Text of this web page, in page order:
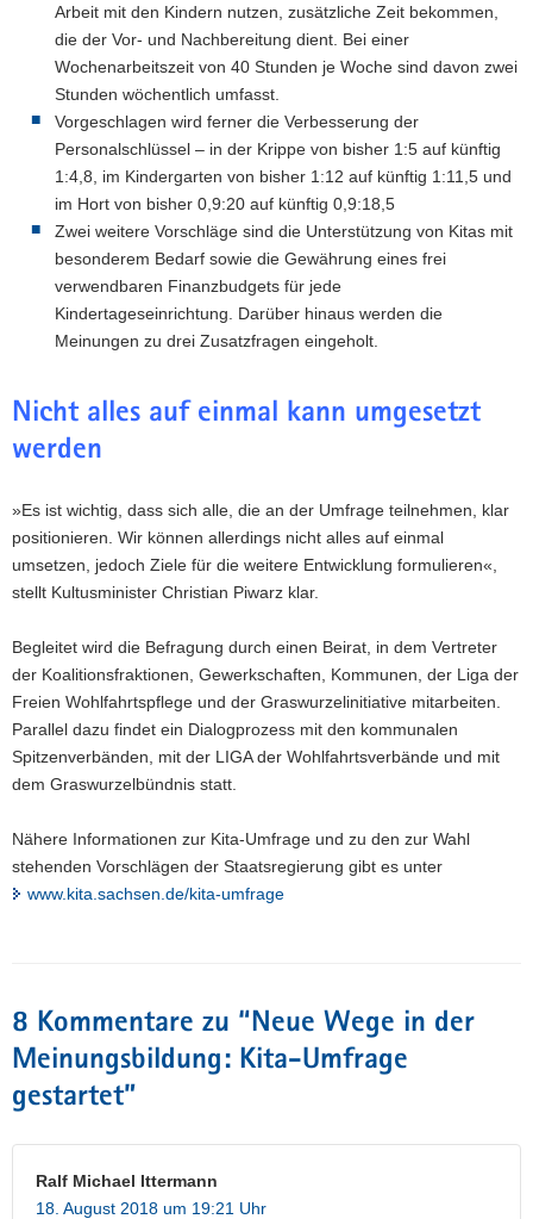
Arbeit mit den Kindern nutzen, zusätzliche Zeit bekommen,
die der Vor- und Nachbereitung dient. Bei einer
Wochenarbeitszeit von 40 Stunden je Woche sind davon zwei
Stunden wöchentlich umfasst.
Vorgeschlagen wird ferner die Verbesserung der
Personalschlüssel – in der Krippe von bisher 1:5 auf künftig
1:4,8, im Kindergarten von bisher 1:12 auf künftig 1:11,5 und
im Hort von bisher 0,9:20 auf künftig 0,9:18,5
Zwei weitere Vorschläge sind die Unterstützung von Kitas mit
besonderem Bedarf sowie die Gewährung eines frei
verwendbaren Finanzbudgets für jede
Kindertageseinrichtung. Darüber hinaus werden die
Meinungen zu drei Zusatzfragen eingeholt.
Nicht alles auf einmal kann umgesetzt
werden
»Es ist wichtig, dass sich alle, die an der Umfrage teilnehmen, klar
positionieren. Wir können allerdings nicht alles auf einmal
umsetzen, jedoch Ziele für die weitere Entwicklung formulieren«,
stellt Kultusminister Christian Piwarz klar.
Begleitet wird die Befragung durch einen Beirat, in dem Vertreter
der Koalitionsfraktionen, Gewerkschaften, Kommunen, der Liga der
Freien Wohlfahrtspflege und der Graswurzelinitiative mitarbeiten.
Parallel dazu findet ein Dialogprozess mit den kommunalen
Spitzenverbänden, mit der LIGA der Wohlfahrtsverbände und mit
dem Graswurzelbündnis statt.
Nähere Informationen zur Kita-Umfrage und zu den zur Wahl
stehenden Vorschlägen der Staatsregierung gibt es unter
www.kita.sachsen.de/kita-umfrage
8 Kommentare zu “Neue Wege in der
Meinungsbildung: Kita-Umfrage
gestartet”
Ralf Michael Ittermann
18. August 2018 um 19:21 Uhr